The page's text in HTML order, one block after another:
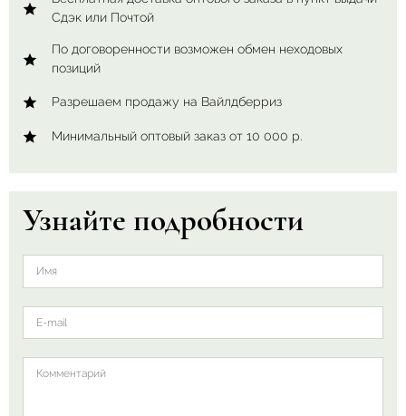
Сдэк или Почтой
По договоренности возможен обмен неходовых
позиций
Разрешаем продажу на Вайлдберриз
Минимальный оптовый заказ от 10 000 р.
Узнайте подробности